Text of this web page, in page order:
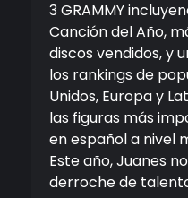
3 GRAMMY
Canción del Año,
discos vendidos, y
los rankings de
Unidos, Europa y
las figuras más
en español a nivel
Este año, Juanes
derroche de